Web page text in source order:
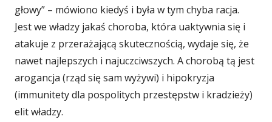
głowy” – mówiono kiedyś i była w tym chyba racja.
Jest we władzy jakaś choroba, która uaktywnia się i
atakuje z przerażającą skutecznością, wydaje się, że
nawet najlepszych i najuczciwszych. A chorobą tą jest
arogancja (rząd się sam wyżywi) i hipokryzja
(immunitety dla pospolitych przestępstw i kradzieży)
elit władzy.